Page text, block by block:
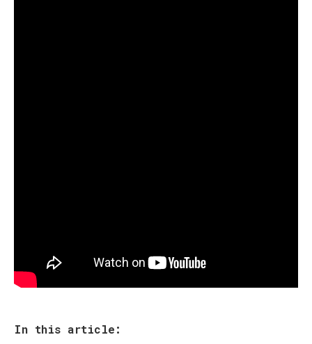
In this article: